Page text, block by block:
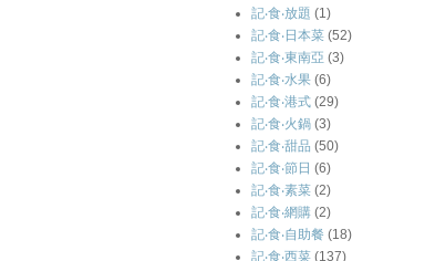
記‧食‧放題 (1)
記‧食‧日本菜 (52)
記‧食‧東南亞 (3)
記‧食‧水果 (6)
記‧食‧港式 (29)
記‧食‧火鍋 (3)
記‧食‧甜品 (50)
記‧食‧節日 (6)
記‧食‧素菜 (2)
記‧食‧網購 (2)
記‧食‧自助餐 (18)
記‧食‧西菜 (137)